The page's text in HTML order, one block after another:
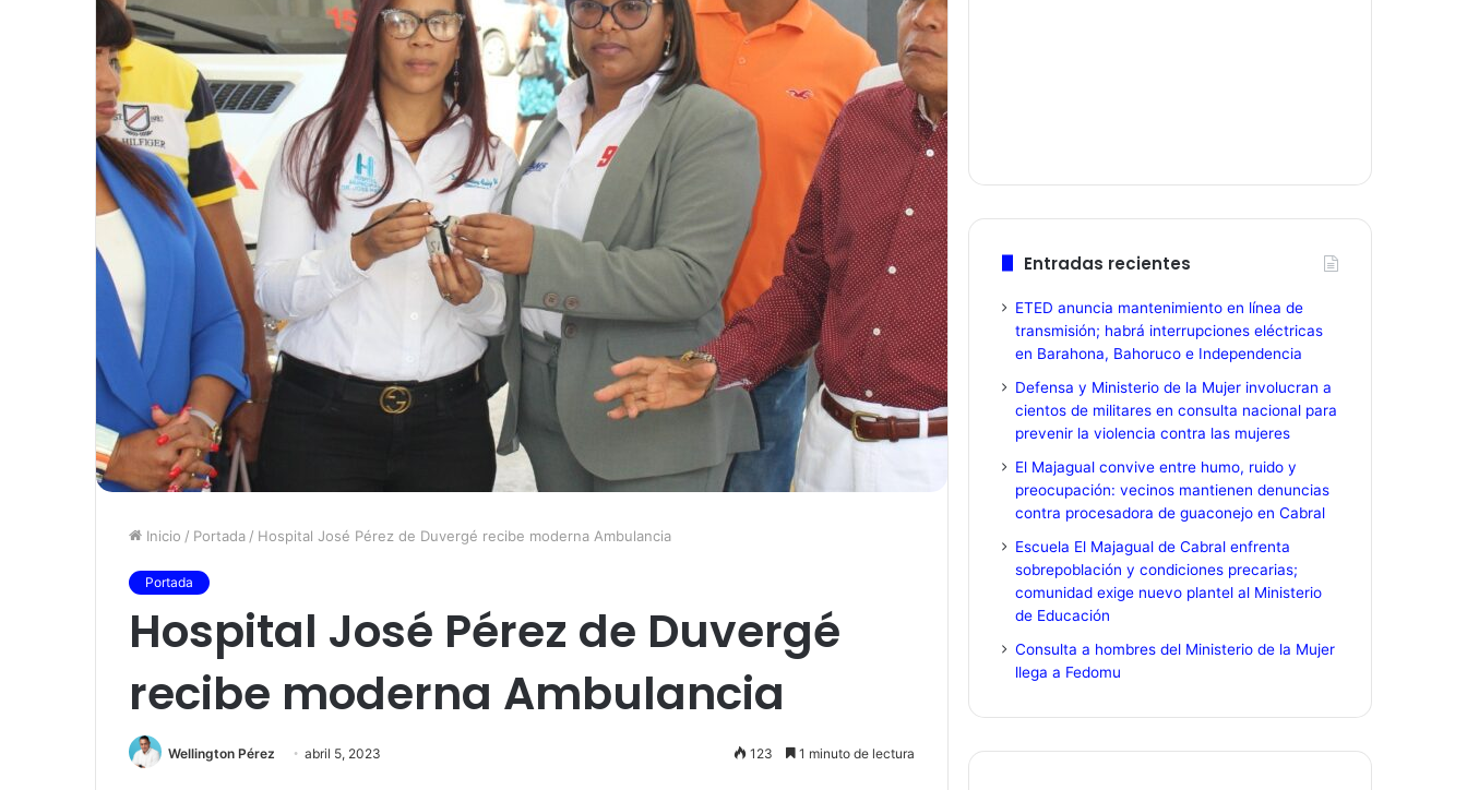
Inicio / Portada / Hospital José Pérez de Duvergé recibe moderna Ambulancia
Portada
Hospital José Pérez de Duvergé
recibe moderna Ambulancia
Wellington Pérez abril 5, 2023 123 1 minuto de lectura
Entradas recientes
ETED anuncia mantenimiento en línea de
transmisión; habrá interrupciones eléctricas
en Barahona, Bahoruco e Independencia
Defensa y Ministerio de la Mujer involucran a
cientos de militares en consulta nacional para
prevenir la violencia contra las mujeres
El Majagual convive entre humo, ruido y
preocupación: vecinos mantienen denuncias
contra procesadora de guaconejo en Cabral
Escuela El Majagual de Cabral enfrenta
sobrepoblación y condiciones precarias;
comunidad exige nuevo plantel al Ministerio
de Educación
Consulta a hombres del Ministerio de la Mujer
llega a Fedomu